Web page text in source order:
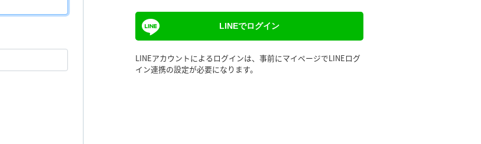
LINEでログイン
LINEアカウントによるログインは、事前にマイページでLINEログ
イン連携の設定が必要になります。